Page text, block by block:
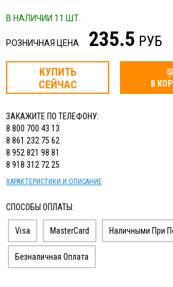
В НАЛИЧИИ 11 ШТ.
РОЗНИЧНАЯ ЦЕНА 235.5 РУБ
КУПИТЬ
СЕЙЧАС
В
ЗАКАЖИТЕ ПО ТЕЛЕФОНУ:
8 800 700 43 13
8 861 232 75 62
8 952 821 98 81
8 918 312 72 25
ХАРАКТЕРИСТИКИ И ОПИСАНИЕ
СПОСОБЫ ОПЛАТЫ:
Visa MasterCard Наличными При
Безналичная Оплата